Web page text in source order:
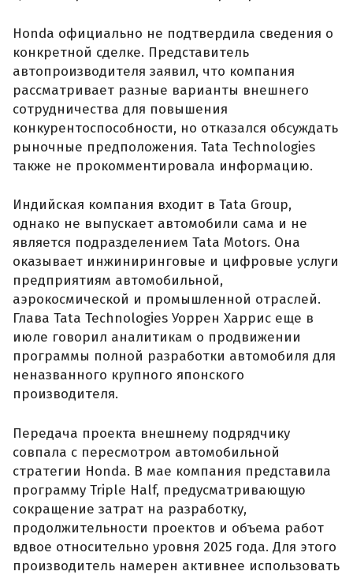
Honda официально не подтвердила сведения о
конкретной сделке. Представитель
автопроизводителя заявил, что компания
рассматривает разные варианты внешнего
сотрудничества для повышения
конкурентоспособности, но отказался обсуждать
рыночные предположения. Tata Technologies
также не прокомментировала информацию.
Индийская компания входит в Tata Group,
однако не выпускает автомобили сама и не
является подразделением Tata Motors. Она
оказывает инжиниринговые и цифровые услуги
предприятиям автомобильной,
аэрокосмической и промышленной отраслей.
Глава Tata Technologies Уоррен Харрис еще в
июле говорил аналитикам о продвижении
программы полной разработки автомобиля для
неназванного крупного японского
производителя.
Передача проекта внешнему подрядчику
совпала с пересмотром автомобильной
стратегии Honda. В мае компания представила
программу Triple Half, предусматривающую
сокращение затрат на разработку,
продолжительности проектов и объема работ
вдвое относительно уровня 2025 года. Для этого
производитель намерен активнее использовать